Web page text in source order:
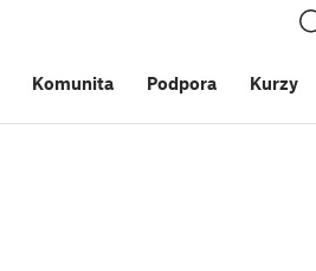
Komunita Podpora Kurzy